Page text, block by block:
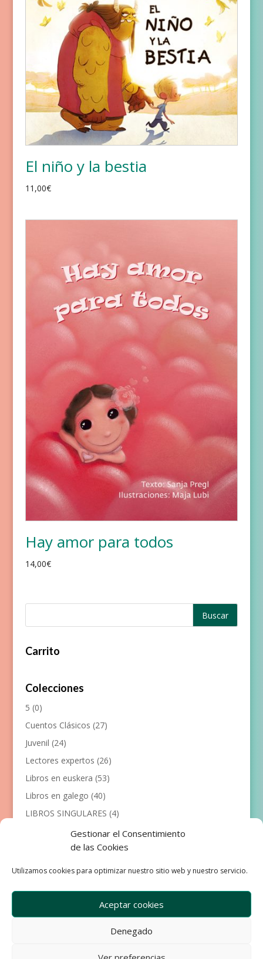
Gestionar el Consentimiento
de las Cookies
Utilizamos cookies para optimizar nuestro sitio web y nuestro servicio.
Aceptar cookies
Denegado
El niño y la bestia
11,00€
Hay amor para todos
14,00€
Carrito
Colecciones
5 (0)
Cuentos Clásicos (27)
Juvenil (24)
Lectores expertos (26)
Libros en euskera (53)
Libros en galego (40)
LIBROS SINGULARES (4)
Llibres en català (117)
Manualidades (53)
Primeros lectores
(101)
Aviso Legal
Condiciones de Venta